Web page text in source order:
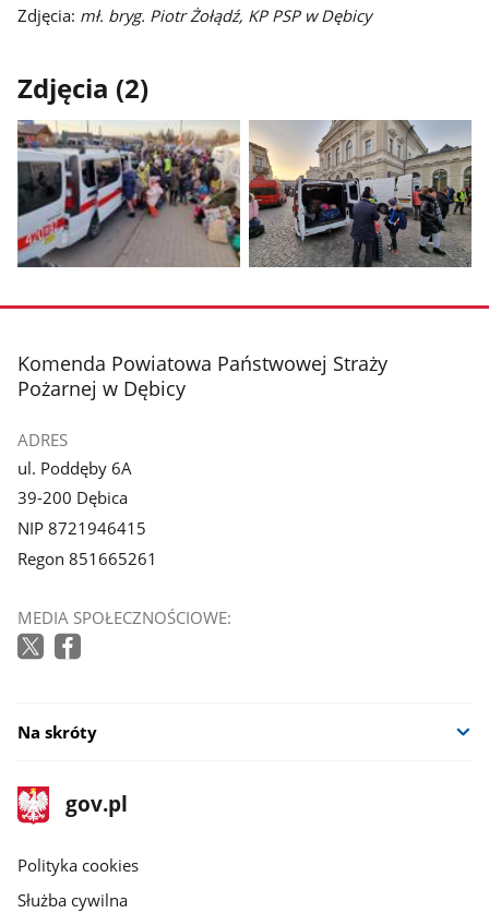
Zdjęcia: mł. bryg. Piotr Żołądź, KP PSP w Dębicy
Zdjęcia (2)
zdjęcie
galerii.
zdjęcie
galerii.
stopka
Komenda Powiatowa Państwowej Straży
Pożarnej w Dębicy
ADRES
ul. Poddęby 6A
39-200 Dębica
NIP 8721946415
Regon 851665261
MEDIA SPOŁECZNOŚCIOWE:
Na skróty
stopka
gov.pl
Strona
gov.pl
gov.pl
Polityka cookies
Służba cywilna